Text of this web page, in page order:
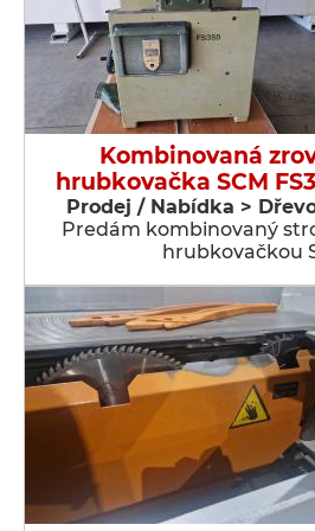
Kombinovaná
hrubkovačka SCM
Prodej / Nabídka >
Predám kombinovaný
hrubkovačkou